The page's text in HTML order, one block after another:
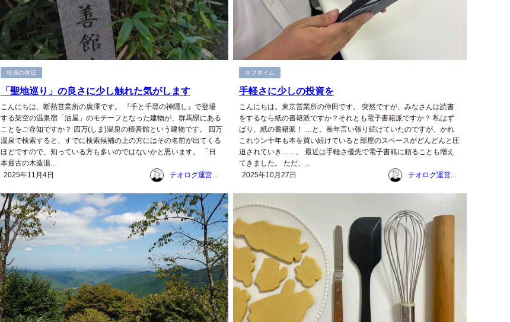
社員の休日
「聖地巡り」の良さに少し触れた気がします
こんにちは、断熱営業所の廣澤です。 『千と千尋の神隠し』で登場
する架空の温泉宿「油屋」のモチーフとなった建物が、群馬県にある
ことをご存知ですか？ 四万(しま)温泉の積善館という建物です。 四万
温泉で検索すると、すでに検索候補の上の方にはその名前が出てくる
ほどですので、知っている方も多いのではないかと思います。 「日
本最古の木造湯...
2025年11月4日
テオログ運営チーム
オフタイム
手軽さに少しの投資を
こんにちは。東京営業所の仲田です。 突然ですが、みなさんは読書
をするなら紙の書籍派ですか？それとも電子書籍派ですか？ 私はず
ばり、紙の書籍派！ …と、長年言い張り続けていたのですが、かれ
これウン十年も本を買い続けていると部屋のスペースがどんどんと圧
迫されていき……。 最近は手軽さ優先で電子書籍に頼ることも増え
てきました。 ただ、...
2025年10月27日
テオログ運営チーム